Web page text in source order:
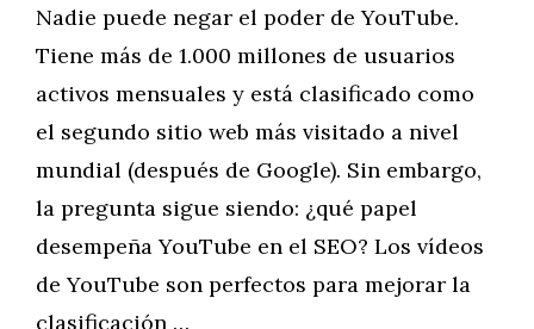
Nadie puede negar el poder de YouTube.
Tiene más de 1.000 millones de usuarios
activos mensuales y está clasificado como
el segundo sitio web más visitado a nivel
mundial (después de Google). Sin embargo,
la pregunta sigue siendo: ¿qué papel
desempeña YouTube en el SEO? Los vídeos
de YouTube son perfectos para mejorar la
clasificación …